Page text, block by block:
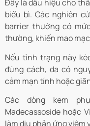
Đây là dấu hiệu cho
biểu bì. Các nghiên
barrier thường có
thường, khiến mao
Nếu tình trạng này
đúng cách, da có
cảm mạn tính hoặc
Các dòng kem
Madecassoside hoặc
làm dịu phản ứng viêm